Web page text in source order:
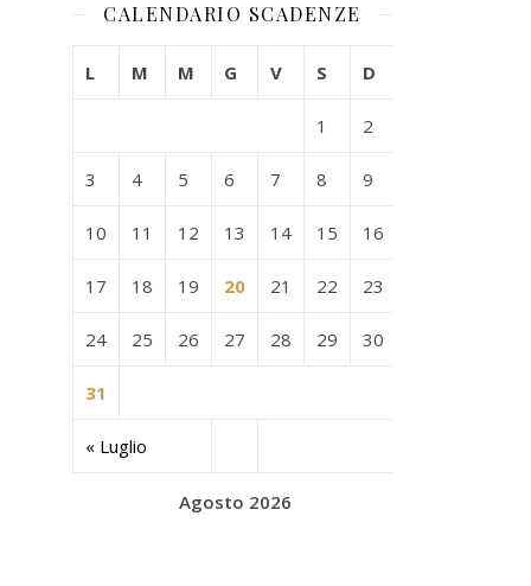
CALENDARIO SCADENZE
Agosto 2026
L M M G V S D
« Luglio
1 2
3 4 5 6 7 8 9
10 11 12 13 14 15 16
17 18 19 20 21 22 23
24 25 26 27 28 29 30
31